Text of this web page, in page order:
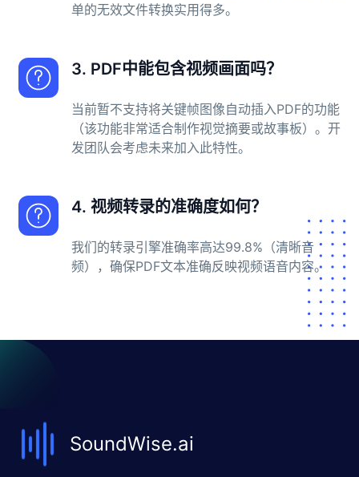
单的无效文件转换实用得多。
3. PDF中能包含视频画面吗？
当前暂不支持将关键帧图像自动插入PDF的功能
（该功能非常适合制作视觉摘要或故事板）。开
发团队会考虑未来加入此特性。
4. 视频转录的准确度如何？
我们的转录引擎准确率高达99.8%（清晰音
频），确保PDF文本准确反映视频语音内容。
SoundWise.ai